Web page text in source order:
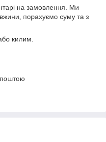
на замовлення. Ми
порахуємо суму та з
килим.
поштою